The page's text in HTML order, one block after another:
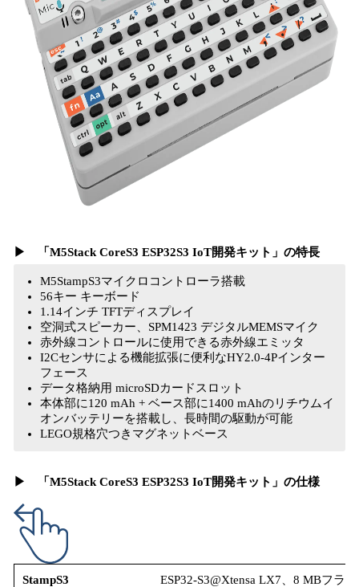
▶︎ 「M5Stack CoreS3 ESP32S3 IoT開発キット」の特長
M5StampS3マイクロコントローラ搭載
56キー キーボード
1.14インチ TFTディスプレイ
空洞式スピーカー、SPM1423 デジタルMEMSマイク
赤外線コントロールに使用できる赤外線エミッタ
I2Cセンサによる機能拡張に便利なHY2.0-4Pインター
フェース
データ格納用 microSDカードスロット
本体部に120 mAh + ベース部に1400 mAhのリチウムイ
オンバッテリーを搭載し、長時間の駆動が可能
LEGO規格穴つきマグネットベース
▶︎ 「M5Stack CoreS3 ESP32S3 IoT開発キット」の仕様
StampS3 ESP32-S3@Xtensa LX7、8 MBフラ